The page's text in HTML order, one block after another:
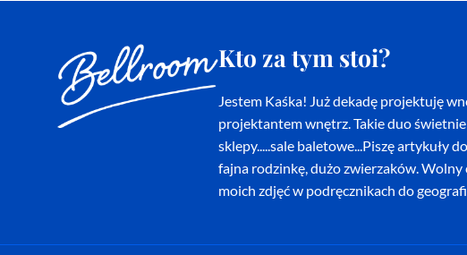
Kto za tym stoi?
Jestem Kaśka! Już dekadę projektuję
projektantem wnętrz. Takie duo
sklepy.....sale baletowe...Piszę artykuły
fajna rodzinkę, dużo zwierzaków.
moich zdjęć w podręcznikach do